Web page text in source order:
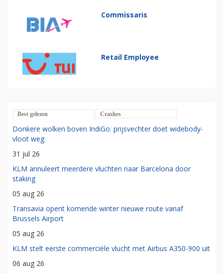
Commissaris
Retail Employee
Best gelezen Crashes
Donkere wolken boven IndiGo: prijsvechter doet widebody-
vloot weg
31 jul 26
KLM annuleert meerdere vluchten naar Barcelona door
staking
05 aug 26
Transavia opent komende winter nieuwe route vanaf
Brussels Airport
05 aug 26
KLM stelt eerste commerciële vlucht met Airbus A350-900 uit
06 aug 26